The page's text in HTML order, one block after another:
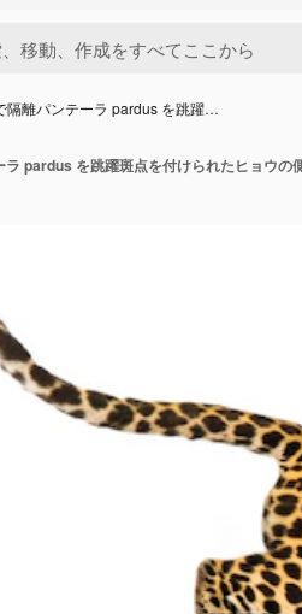
隔離パンテーラ pardus を跳躍…
ラ pardus を跳躍斑点を付けられたヒョウの